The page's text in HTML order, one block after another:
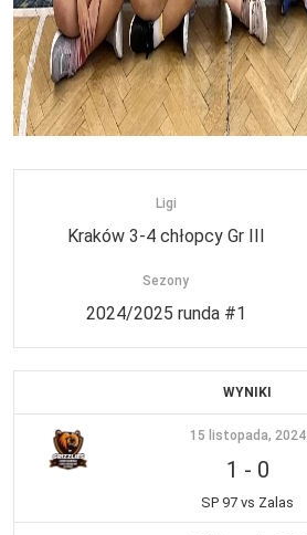
Ligi
Kraków 3-4 chłopcy Gr III
Sezony
2024/2025 runda #1
WYNIKI
15 listopada, 2024
1 - 0
SP 97 vs Zalas